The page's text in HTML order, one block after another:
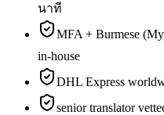
นาที
MFA + Burmese
in-house
DHL Express
senior translator